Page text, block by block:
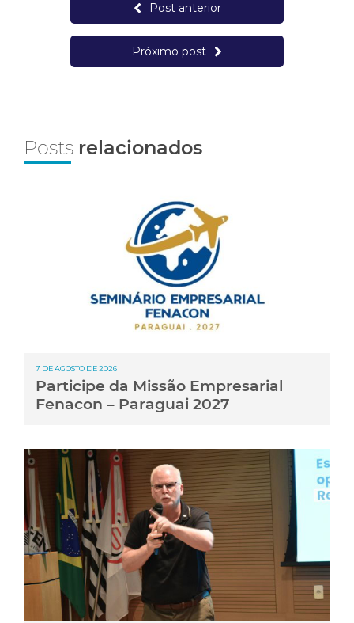
Post anterior
Próximo post
Posts relacionados
7 DE AGOSTO DE 2026
Participe da Missão Empresarial
Fenacon – Paraguai 2027